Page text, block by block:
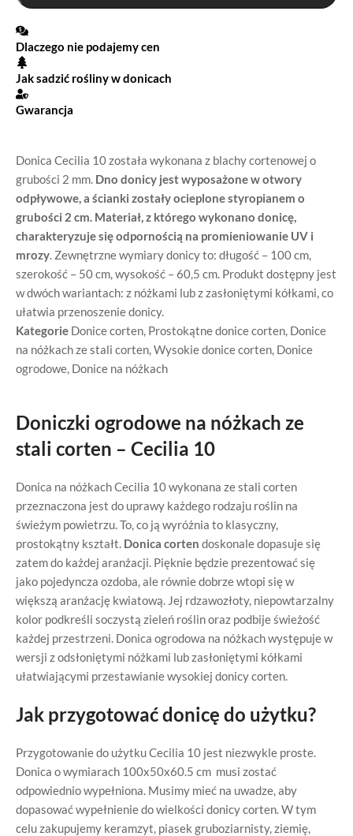
Donica Cecilia 10 została wykonana z blachy cortenowej o
grubości 2 mm. Dno donicy jest wyposażone w otwory
odpływowe, a ścianki zostały ocieplone styropianem o
grubości 2 cm. Materiał, z którego wykonano donicę,
charakteryzuje się odpornością na promieniowanie UV i
mrozy. Zewnętrzne wymiary donicy to: długość – 100 cm,
szerokość – 50 cm, wysokość – 60,5 cm. Produkt dostępny jest
w dwóch wariantach: z nóżkami lub z zasłoniętymi kółkami, co
ułatwia przenoszenie donicy.
Kategorie Donice corten, Prostokątne donice corten, Donice
na nóżkach ze stali corten,Wysokie donice corten, Donice
ogrodowe, Donice na nóżkach
Doniczki ogrodowe na nóżkach ze
stali corten – Cecilia 10
Donica na nóżkach Cecilia 10 wykonana ze stali corten
przeznaczona jest do uprawy każdego rodzaju roślin na
świeżym powietrzu. To, co ją wyróżnia to klasyczny,
prostokątny kształt. Donica corten doskonale dopasuje się
zatem do każdej aranżacji. Pięknie będzie prezentować się
jako pojedyncza ozdoba, ale równie dobrze wtopi się w
większą aranżację kwiatową. Jej rdzawozłoty, niepowtarzalny
kolor podkreśli soczystą zieleń roślin oraz podbije świeżość
każdej przestrzeni. Donica ogrodowa na nóżkach występuje w
wersji z odsłoniętymi nóżkami lub zasłoniętymi kółkami
ułatwiającymi przestawianie wysokiej donicy corten.
Jak przygotować donicę do użytku?
Przygotowanie do użytku Cecilia 10 jest niezwykle proste.
Donica o wymiarach 100x50x60.5 cm musi zostać
odpowiednio wypełniona. Musimy mieć na uwadze, aby
dopasować wypełnienie do wielkości donicy corten. W tym
celu zakupujemy keramzyt, piasek gruboziarnisty, ziemię,
Dlaczego nie podajemy cen
Jak sadzić rośliny w donicach
Gwarancja